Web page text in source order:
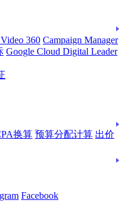
360 Campaign Manager
Google Cloud Digital Leader
换算 预算分配计算 出价
Facebook